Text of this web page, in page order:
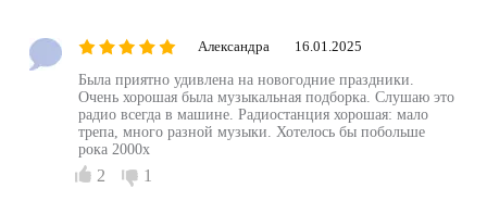
Александра 16.01.2025
Была приятно удивлена на новогодние праздники.
Очень хорошая была музыкальная подборка. Слушаю это
радио всегда в машине. Радиостанция хорошая: мало
трепа, много разной музыки. Хотелось бы побольше
рока 2000х
2 1